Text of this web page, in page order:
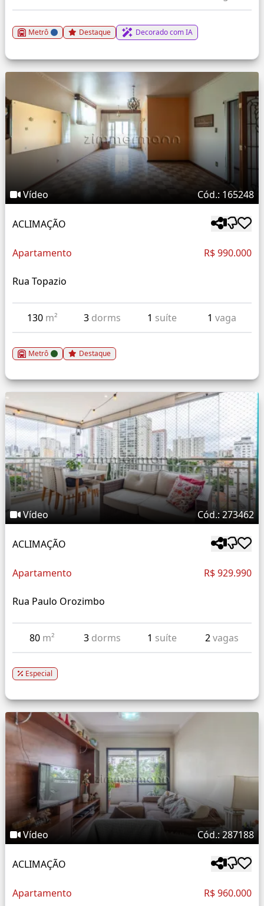
Metrô Destaque Decorado com IA
Vídeo Cód.: 165248
ACLIMAÇÃO
Apartamento R$ 990.000
Rua Topazio
130 m² 3 dorms 1 suíte 1 vaga
Metrô Destaque
Vídeo Cód.: 273462
ACLIMAÇÃO
Apartamento R$ 929.990
Rua Paulo Orozimbo
80 m² 3 dorms 1 suíte 2vagas
Especial
Vídeo Cód.: 287188
ACLIMAÇÃO
Apartamento R$ 960.000